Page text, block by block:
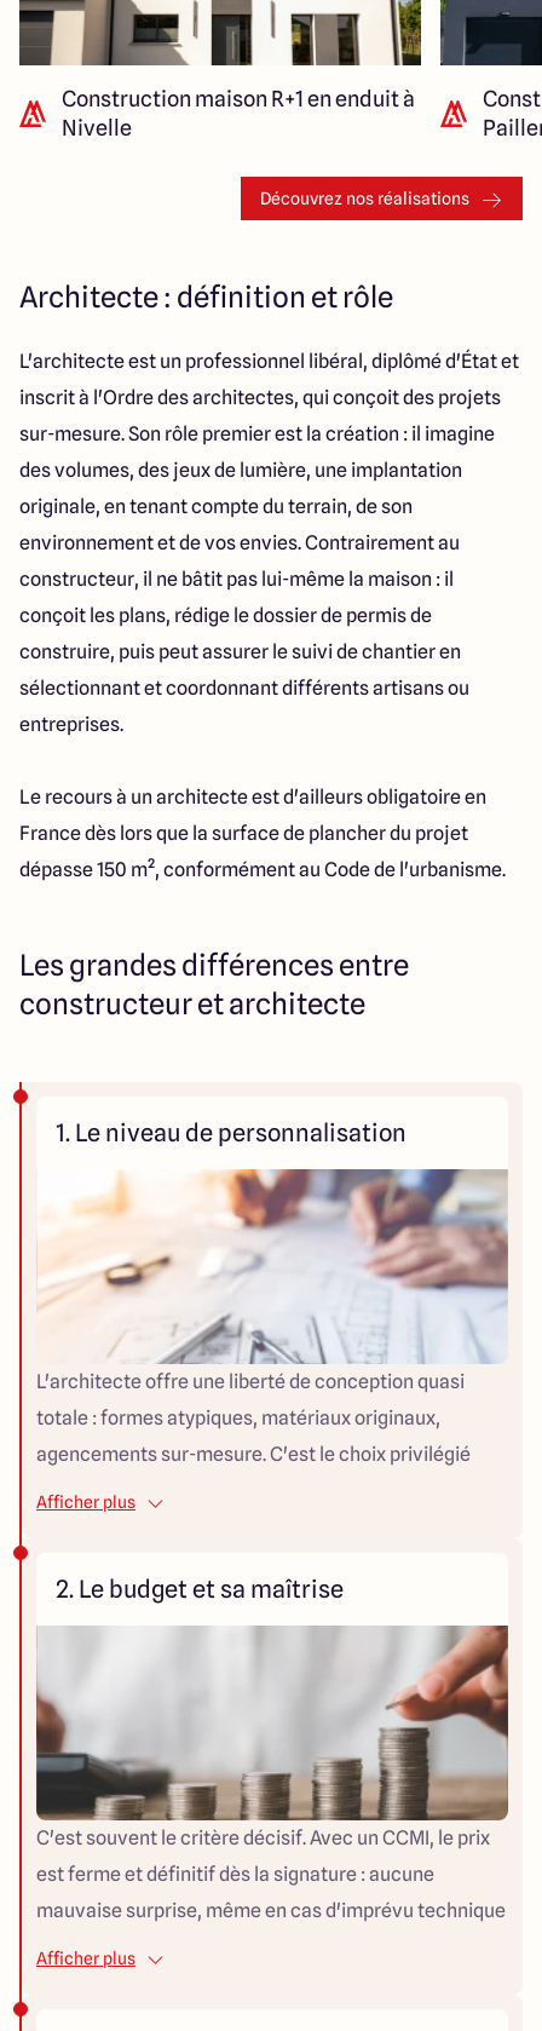
Construction maison R+1 en enduit à
Nivelle
Découvrez nos réalisations
Architecte : définition et rôle
L'architecte est un professionnel libéral, diplômé d'État et
inscrit à l'Ordre des architectes, qui conçoit des projets
sur-mesure. Son rôle premier est la création : il imagine
des volumes, des jeux de lumière, une implantation
originale, en tenant compte du terrain, de son
environnement et de vos envies. Contrairement au
constructeur, il ne bâtit pas lui-même la maison : il
conçoit les plans, rédige le dossier de permis de
construire, puis peut assurer le suivi de chantier en
sélectionnant et coordonnant différents artisans ou
entreprises.
Le recours à un architecte est d'ailleurs obligatoire en
France dès lors que la surface de plancher du projet
dépasse 150 m², conformément au Code de l'urbanisme.
Les grandes différences entre
constructeur et architecte
1. Le niveau de personnalisation
L'architecte offre une liberté de conception quasi
totale : formes atypiques, matériaux originaux,
agencements sur-mesure. C'est le choix privilégié
pour un terrain difficile, une architecture
personnalisation encadrée : vous partez d'un modèle
pièces, façade, prestations intérieures). Les grands
constructeurs, dont Maisons Arlogis, proposent
aujourd'hui des catalogues suffisamment variés pour
répondre à la majorité des attentes, avec des
possibilités de sur-mesure sur les plans eux-mêmes.
Afficher plus
2. Le budget et sa maîtrise
C'est souvent le critère décisif. Avec un CCMI, le prix
est ferme et définitif dès la signature : aucune
mauvaise surprise, même en cas d'imprévu technique
en cours de chantier, le constructeur assume le
Afficher plus